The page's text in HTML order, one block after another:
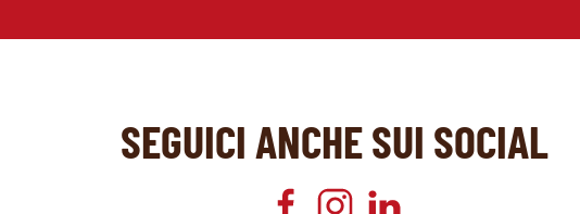
SEGUICI ANCHE SUI SOCIAL